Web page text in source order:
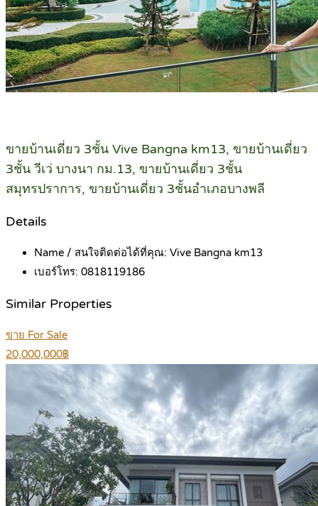
ขายบ้านเดี่ยว 3ชั้น Vive Bangna km13, ขายบ้านเดี่ยว
3ชั้น วีเว่ บางนา กม.13, ขายบ้านเดี่ยว 3ชั้น
สมุทรปราการ, ขายบ้านเดี่ยว 3ชั้นอำเภอบางพลี
Details
Name / สนใจติดต่อได้ที่คุณ: Vive Bangna km13
เบอร์โทร: 0818119186
Similar Properties
ขาย For Sale
20,000,000฿